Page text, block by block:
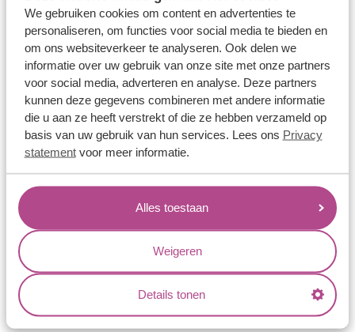
We gebruiken cookies om content en advertenties te
personaliseren, om functies voor social media te bieden en
om ons websiteverkeer te analyseren. Ook delen we
informatie over uw gebruik van onze site met onze partners
voor social media, adverteren en analyse. Deze partners
kunnen deze gegevens combineren met andere informatie
die u aan ze heeft verstrekt of die ze hebben verzameld op
basis van uw gebruik van hun services. Lees ons Privacy
statementvoor meer informatie.
Alles toestaan
Weigeren
Details tonen
Verlovingsringen
Vriendschapsringen
Over ons
Aller Spanninga
Historie
Certificaten
Jouw voordelen
Conflictvrije Materialen
Oneindig veel mogelijkheden
Kwaliteit
Juweliers & Contact